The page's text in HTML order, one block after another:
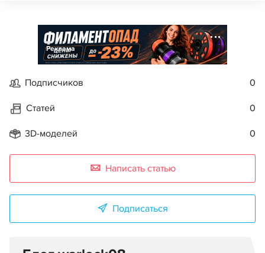
Реклама
Подписчиков 0
Статей 0
3D-моделей 0
Написать статью
Подписаться